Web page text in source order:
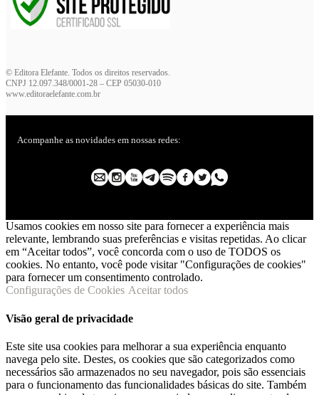
© Editora Elefante. Todos os direitos reservados.
CNPJ 12.097.348/0001-28 – CEP 05030-010
www.editoraelefante.com.br
Acompanhe as novidades em nossas redes:
Usamos cookies em nosso site para fornecer a experiência mais
relevante, lembrando suas preferências e visitas repetidas. Ao clicar
em “Aceitar todos”, você concorda com o uso de TODOS os
cookies. No entanto, você pode visitar "Configurações de cookies"
para fornecer um consentimento controlado.
Configurações de Cookies Aceitar todos
Visão geral de privacidade
Este site usa cookies para melhorar a sua experiência enquanto
navega pelo site. Destes, os cookies que são categorizados como
necessários são armazenados no seu navegador, pois são essenciais
para o funcionamento das funcionalidades básicas do site. Também